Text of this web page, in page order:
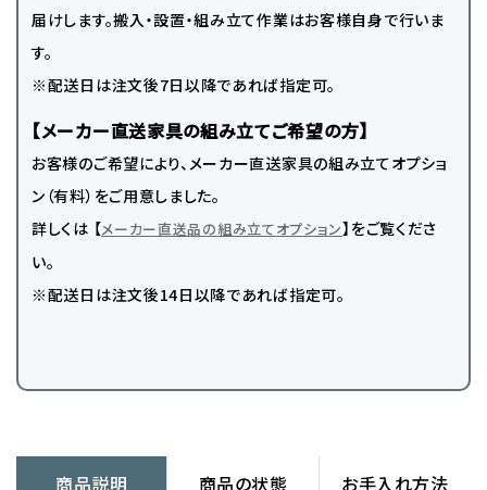
届けします。搬入・設置・組み立て作業はお客様自身で行いま
す。
※配送日は注文後7日以降であれば指定可。
【メーカー直送家具の組み立てご希望の方】
お客様のご希望により、メーカー直送家具の組み立てオプショ
ン（有料）をご用意しました。
詳しくは 【メーカー直送品の組み立てオプション】をご覧くださ
い。
※配送日は注文後14日以降であれば指定可。
商品説明 商品の状態 お手入れ方法